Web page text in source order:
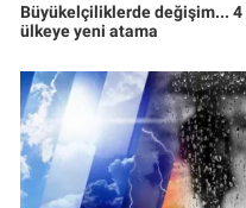
Büyükelçiliklerde değişim... 4
ülkeye yeni atama